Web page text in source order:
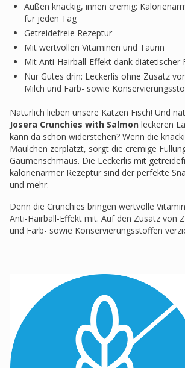
Außen knackig, innen cremig:
für jeden Tag
Getreidefreie Rezeptur
Mit wertvollen Vitaminen und Taurin
Mit Anti-Hairball-Effekt dank diätetischer
Nur Gutes drin: Leckerlis ohne Zusatz
Milch und Farb- sowie
Natürlich lieben unsere Katzen Fisch! Und
Josera Crunchies with Salmon leckeren
kann da schon widerstehen? Wenn die
Mäulchen zerplatzt, sorgt die cremige
Gaumenschmaus. Die Leckerlis mit
kalorienarmer Rezeptur sind der perfekte
und mehr.
Denn die Crunchies bringen wertvolle
Anti-Hairball-Effekt mit. Auf den Zusatz von
und Farb- sowie Konservierungsstoffen